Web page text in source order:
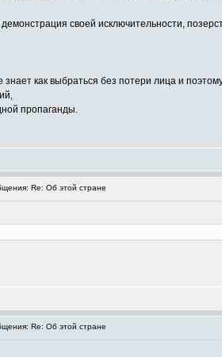
своей исключительности,
знает как выбраться без потери лица и
пропаганды.
Re: Об этой стране
Re: Об этой стране